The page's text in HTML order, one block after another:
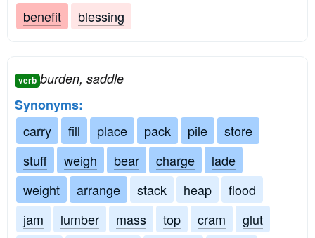
benefit
blessing
verb burden, saddle
Synonyms:
carry
fill place pack pile
store
stuff
weigh bear charge
lade
weight
arrange stack heap
flood
jam
lumber mass top cram
glut